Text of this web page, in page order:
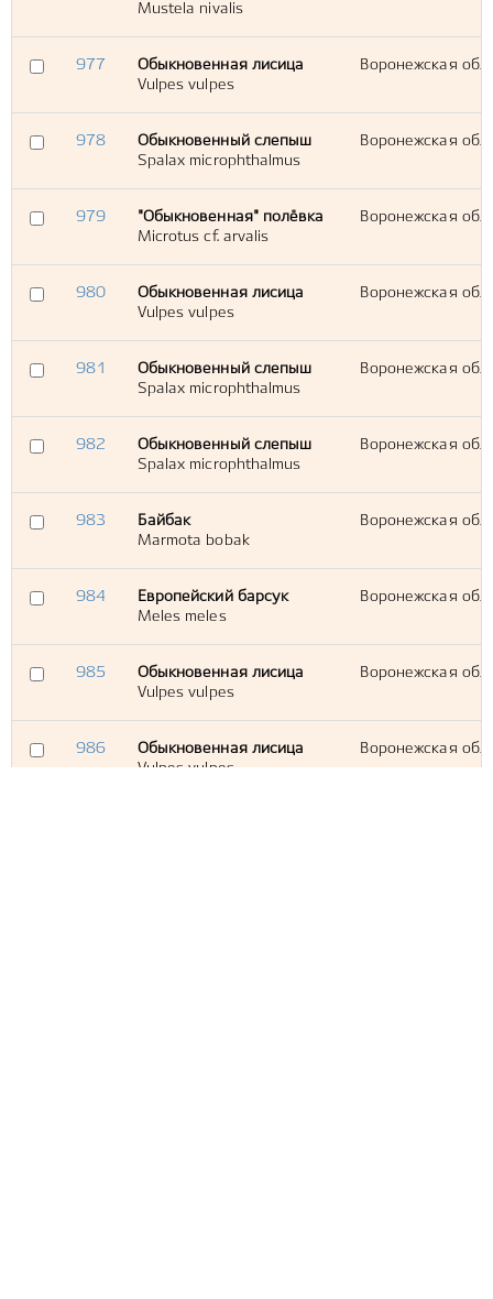
Mustela nivalis
977
Обыкновенная лисица
Vulpes vulpes
Воронежская
978
Обыкновенный слепыш
Spalax microphthalmus
Воронежская
979
"Обыкновенная" полёвка
Microtus cf. arvalis
Воронежская
980
Обыкновенная лисица
Vulpes vulpes
Воронежская
981
Обыкновенный слепыш
Spalax microphthalmus
Воронежская
982
Обыкновенный слепыш
Spalax microphthalmus
Воронежская
983
Байбак
Marmota bobak
Воронежская
984
Европейский барсук
Meles meles
Воронежская
985
Обыкновенная лисица
Vulpes vulpes
Воронежская
986
Обыкновенная лисица
Vulpes vulpes
Воронежская